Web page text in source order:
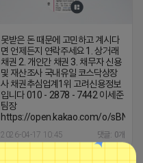
못받은 돈 때문에 고민하고 계시다
면 언제든지 연락주세요 1. 상거래
채권 2. 개인간 채권 3. 채무자 신용
및 재산조사 국내유일 코스닥상장
사 채권추심업계1위 고려신용정보
입니다 010 - 2878 - 7442 이세준
팀장
https://open.kakao.com/o/
2026-04-17 10:45 댓글: 0개